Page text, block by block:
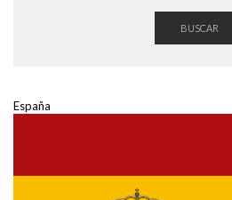
BUSCAR
España